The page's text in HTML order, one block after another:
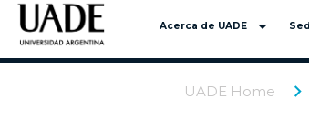
Acerca de UADE arrow_drop_down
UADE Home